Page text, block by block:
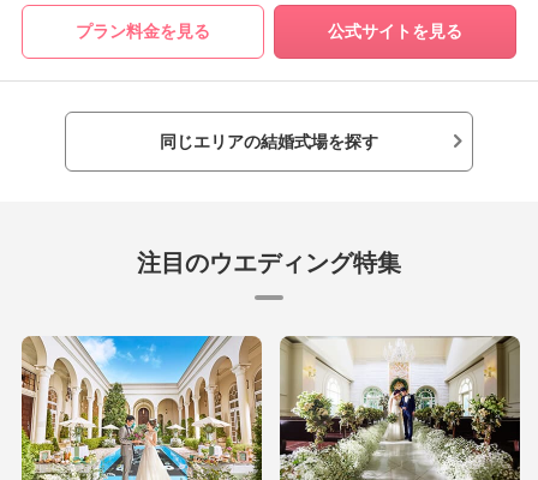
プラン料金を見る 公式サイトを見る
同じエリアの結婚式場を探す
注目のウエディング特集